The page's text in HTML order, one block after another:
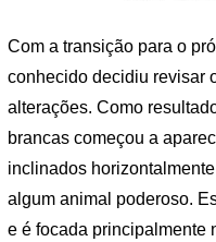
Com a transição para o
conhecido decidiu revisar
alterações. Como
brancas começou a
inclinados
algum animal poderoso.
e é focada principalmente